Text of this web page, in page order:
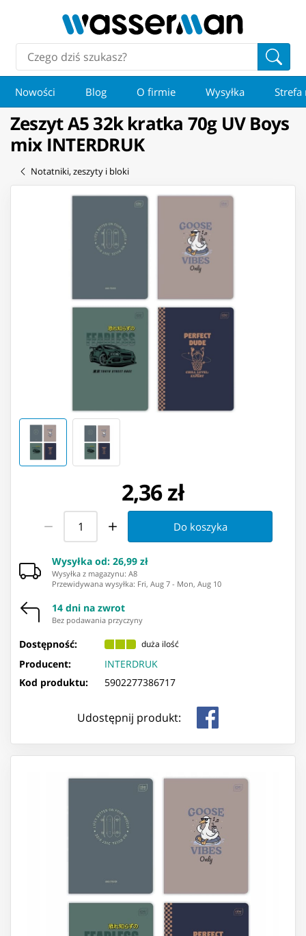
Nowości Blog O firmie Wysyłka Strefa
Zeszyt A5 32k kratka 70g UV Boys
mix INTERDRUK
Notatniki, zeszyty i bloki
2,36 zł
Do koszyka
Wysyłka od: 26,99 zł
Wysyłka z magazynu: ⁨A8⁩
Przewidywana wysyłka: Fri, Aug 7 - Mon, Aug 10
14 dni na zwrot
Bez podawania przyczyny
Dostępność: duża ilość
Producent:
INTERDRUK
Kod produktu:
5902277386717
Udostępnij produkt: